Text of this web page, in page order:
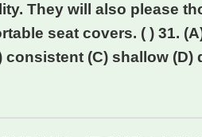
They will also please
seat covers. ( ) 31.
consistent (C) shallow (D)